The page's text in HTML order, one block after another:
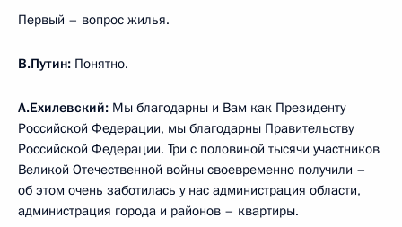
Первый – вопрос жилья.
В.Путин: Понятно.
А.Ехилевский: Мы благодарны и Вам как Президенту
Российской Федерации, мы благодарны Правительству
Российской Федерации. Три с половиной тысячи участников
Великой Отечественной войны своевременно получили –
об этом очень заботилась у нас администрация области,
администрация города и районов – квартиры.